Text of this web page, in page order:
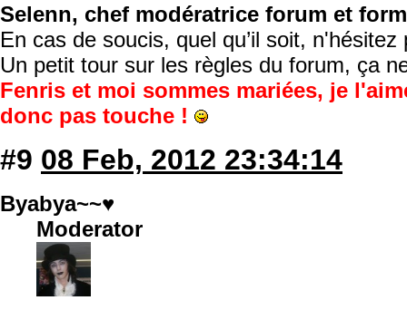
Selenn, chef modératrice forum et
En cas de soucis, quel qu’il soit,
Un petit tour sur les règles du forum, ça
Fenris et moi sommes mariées, je
donc pas touche !
#9 08 Feb, 2012 23:34:14
Byabya~~♥
Moderator